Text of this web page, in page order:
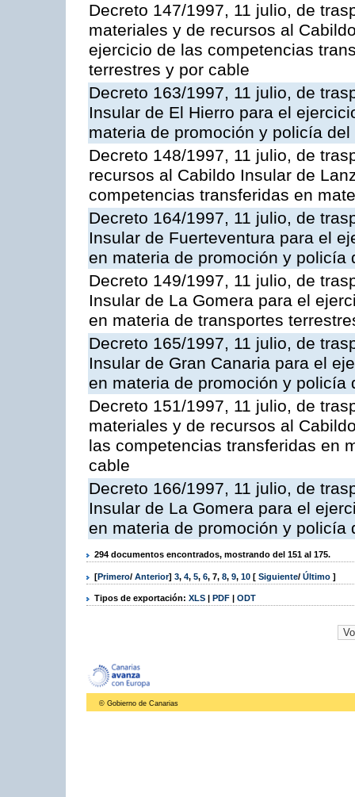
Decreto 147/1997, 11 julio, de
materiales y de recursos al
ejercicio de las competencias
terrestres y por cable
Decreto 163/1997, 11 julio, de
Insular de El Hierro para el
materia de promoción y policía
Decreto 148/1997, 11 julio, de
recursos al Cabildo Insular de
competencias transferidas en
Decreto 164/1997, 11 julio, de
Insular de Fuerteventura para el
en materia de promoción y policía
Decreto 149/1997, 11 julio, de
Insular de La Gomera para el
en materia de transportes
Decreto 165/1997, 11 julio, de
Insular de Gran Canaria para el
en materia de promoción y policía
Decreto 151/1997, 11 julio, de
materiales y de recursos al
las competencias transferidas en
cable
Decreto 166/1997, 11 julio, de
Insular de La Gomera para el
en materia de promoción y policía
294 documentos encontrados, mostrando del 151 al 175.
[Primero/ Anterior] 3, 4, 5, 6, 7, 8, 9, 10 [ Siguiente/ Último ]
Tipos de exportación: XLS | PDF | ODT
© Gobierno de Canarias